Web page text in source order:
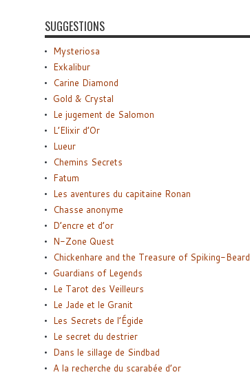
SUGGESTIONS
Mysteriosa
Exkalibur
Carine Diamond
Gold & Crystal
Le jugement de Salomon
L’Elixir d’Or
Lueur
Chemins Secrets
Fatum
Les aventures du capitaine Ronan
Chasse anonyme
D’encre et d’or
N-Zone Quest
Chickenhare and the Treasure of Spiking-Beard
Guardians of Legends
Le Tarot des Veilleurs
Le Jade et le Granit
Les Secrets de l’Égide
Le secret du destrier
Dans le sillage de Sindbad
A la recherche du scarabée d’or